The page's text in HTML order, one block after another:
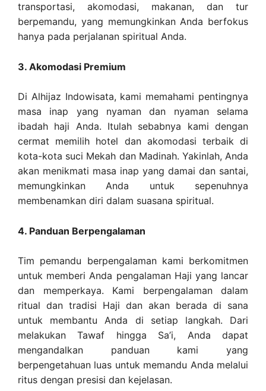
transportasi, akomodasi, makanan, dan tur
berpemandu, yang memungkinkan Anda berfokus
hanya pada perjalanan spiritual Anda.
3. Akomodasi Premium
Di Alhijaz Indowisata, kami memahami pentingnya
masa inap yang nyaman dan nyaman selama
ibadah haji Anda. Itulah sebabnya kami dengan
cermat memilih hotel dan akomodasi terbaik di
kota-kota suci Mekah dan Madinah. Yakinlah, Anda
akan menikmati masa inap yang damai dan santai,
memungkinkan Anda untuk sepenuhnya
membenamkan diri dalam suasana spiritual.
4. Panduan Berpengalaman
Tim pemandu berpengalaman kami berkomitmen
untuk memberi Anda pengalaman Haji yang lancar
dan memperkaya. Kami berpengalaman dalam
ritual dan tradisi Haji dan akan berada di sana
untuk membantu Anda di setiap langkah. Dari
melakukan Tawaf hingga Sa’i, Anda dapat
mengandalkan panduan kami yang
berpengetahuan luas untuk memandu Anda melalui
ritus dengan presisi dan kejelasan.